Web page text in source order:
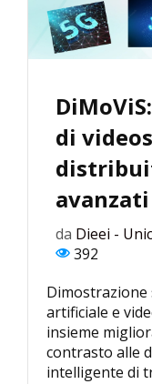
di
da Dieei -
392
Dimostrazione
artificiale e
insieme
contrasto alle
intelligente di